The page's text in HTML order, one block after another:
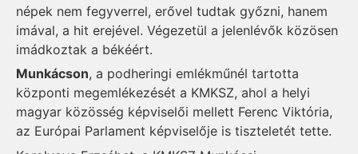
népek nem fegyverrel, erővel tudtak győzni, hanem
imával, a hit erejével. Végezetül a jelenlévők közösen
imádkoztak a békéért.
Munkácson, a podheringi emlékműnél tartotta
központi megemlékezését a KMKSZ, ahol a helyi
magyar közösség képviselői mellett Ferenc Viktória,
az Európai Parlament képviselője is tiszteletét tette.